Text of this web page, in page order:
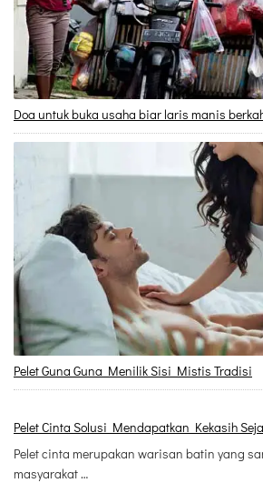
Doa untuk buka usaha biar laris manis
Pelet Guna Guna Menilik Sisi Mistis Tradisi
Pelet Cinta Solusi Mendapatkan Kekasih
Pelet cinta merupakan warisan batin yang
masyarakat …